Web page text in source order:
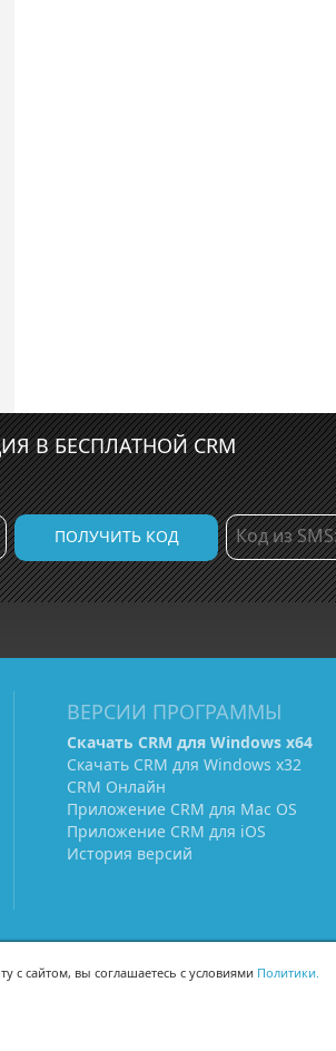
В БЕСПЛАТНОЙ CRM
ВЕРСИИ ПРОГРАММЫ
Скачать CRM для Windows х64
Скачать CRM для Windows х32
CRM Онлайн
Приложение CRM для Mac OS
Приложение CRM для iOS
История версий
с сайтом, вы соглашаетесь с условиями Политики.